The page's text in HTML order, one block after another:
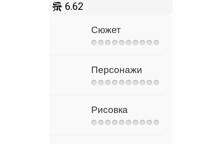
6.62
Сюжет
Персонажи
Рисовка